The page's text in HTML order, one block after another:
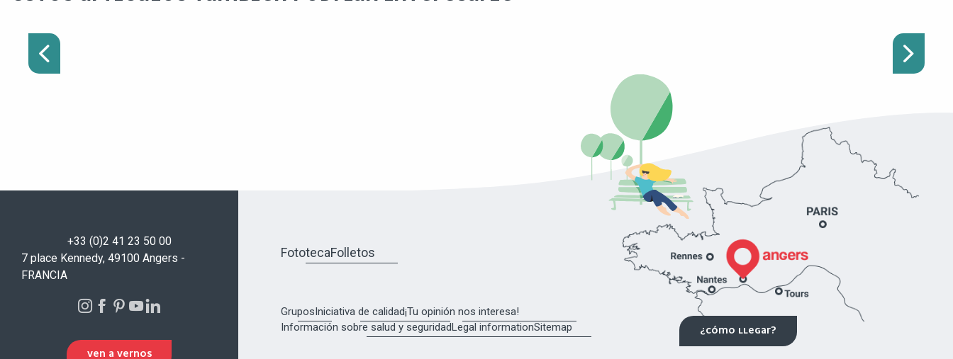
+33 (0)2 41 23 50 00
7 place Kennedy, 49100 Angers -
FRANCIA
VEN A VERNOS
FototecaFolletos
GruposIniciativa de calidad¡Tu opinión nos interesa!
Información sobre salud y seguridadLegal informationSitemap ¿CÓMO LLEGAR?